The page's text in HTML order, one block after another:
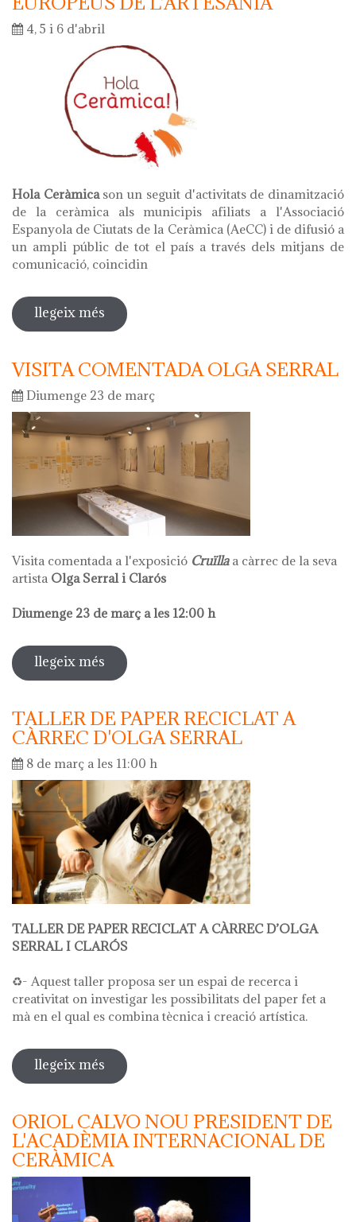
4, 5 i 6 d'abril
Hola Ceràmica son un seguit d'activitats de dinamització
de la ceràmica als municipis afiliats a l'Associació
Espanyola de Ciutats de la Ceràmica (AeCC) i de difusió a
un ampli públic de tot el país a través dels mitjans de
comunicació, coincidin
llegeix més sobre hola ceràmica 2025 - dies
europeus de l'artesania
VISITA COMENTADA OLGA SERRAL
Diumenge 23 de març
Visita comentada a l'exposició Cruïlla a càrrec de la seva
artista Olga Serral i Clarós
Diumenge 23 de març a les 12:00 h
llegeix més sobre visita comentada olga serral
TALLER DE PAPER RECICLAT A
CÀRREC D'OLGA SERRAL
8 de març a les 11:00 h
TALLER DE PAPER RECICLAT A CÀRREC D’OLGA
SERRAL I CLARÓS
♻️- Aquest taller proposa ser un espai de recerca i
creativitat on investigar les possibilitats del paper fet a
mà en el qual es combina tècnica i creació artística.
llegeix més sobre taller de paper reciclat a càrrec
d'olga serral
ORIOL CALVO NOU PRESIDENT DE
L'ACADÈMIA INTERNACIONAL DE
CERÀMICA